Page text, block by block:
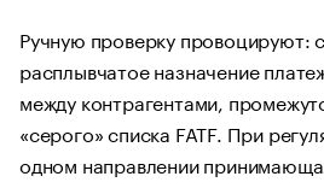
Ручную проверку
расплывчатое назначение
между контрагентами,
«серого» списка FATF. При
одном направлении